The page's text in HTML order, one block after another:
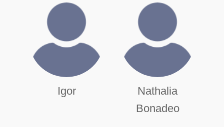
Igor
Nathalia
Bonadeo